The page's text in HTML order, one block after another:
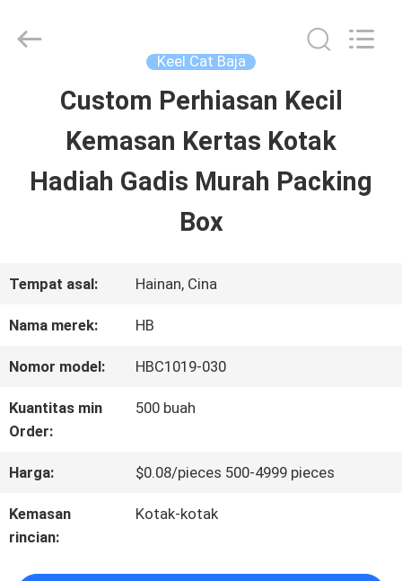
RUMAH
PRODUK
KITA
KUALITAS
Keel Cat Baja
Custom Perhiasan Kecil
Kemasan Kertas Kotak
Hadiah Gadis Murah Packing
Box
Tempat asal: Hainan, Cina
Nama merek: HB
Nomor model: HBC1019-030
Kuantitas min
Order:
500 buah
Harga: $0.08/pieces 500-4999 pieces
Kemasan
rincian:
Kotak-kotak